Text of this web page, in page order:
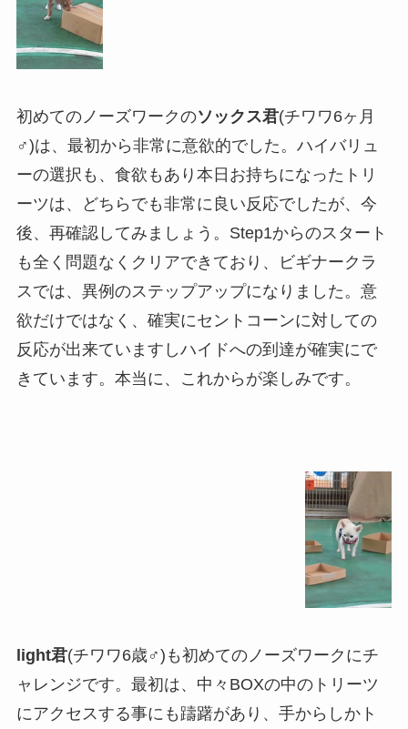
初めてのノーズワークのソックス君(チワワ6ヶ月
♂)は、最初から非常に意欲的でした。ハイバリュ
ーの選択も、食欲もあり本日お持ちになったトリ
ーツは、どちらでも非常に良い反応でしたが、今
後、再確認してみましょう。Step1からのスタート
も全く問題なくクリアできており、ビギナークラ
スでは、異例のステップアップになりました。意
欲だけではなく、確実にセントコーンに対しての
反応が出来ていますしハイドへの到達が確実にで
きています。本当に、これからが楽しみです。
light君(チワワ6歳♂)も初めてのノーズワークにチ
ャレンジです。最初は、中々BOXの中のトリーツ
にアクセスする事にも躊躇があり、手からしかト